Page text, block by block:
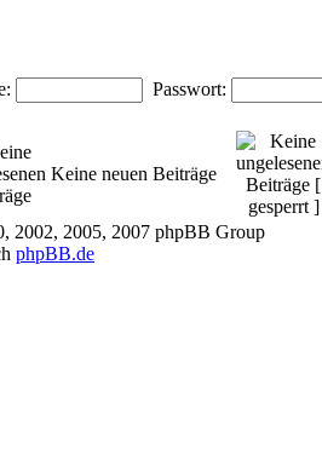
Passwort:
Keine neuen Beiträge
2002, 2005, 2007 phpBB Group
phpBB.de